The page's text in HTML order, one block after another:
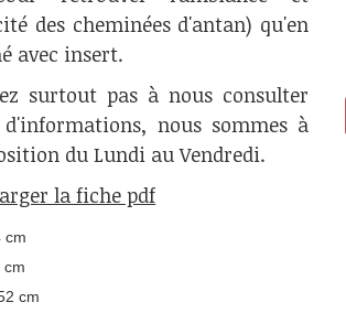
des cheminées d'antan) qu'en
avec insert.
surtout pas à nous consulter
nous sommes à
du Lundi au Vendredi.
la fiche pdf
cm
cm
cm